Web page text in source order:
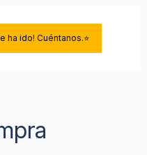
ha ido! Cuéntanos.⭐